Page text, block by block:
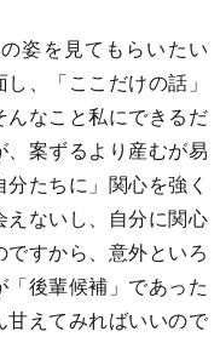
姿を見てもらいたい
、「ここだけの話」
んなこと私にできるだ
案ずるより産むが易
たちに」関心を強く
ないし、自分に関心
すから、意外といろ
後輩候補」であった
甘えてみればいいので